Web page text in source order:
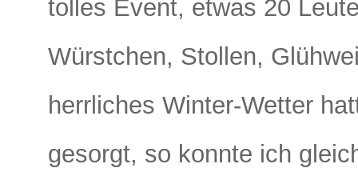
tolles Event, etwas 20
Würstchen, Stollen,
herrliches Winter-Wetter
gesorgt, so konnte ich